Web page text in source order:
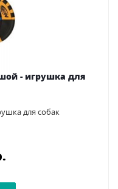
- игрушка для
для собак